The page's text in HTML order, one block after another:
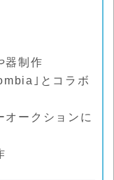
器制作
｣とコラボ
オークションに